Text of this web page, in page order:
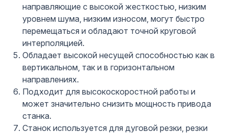
направляющие с высокой жесткостью, низким
уровнем шума, низким износом, могут быстро
перемещаться и обладают точной круговой
интерполяцией.
Обладает высокой несущей способностью как в
вертикальном, так и в горизонтальном
направлениях.
Подходит для высокоскоростной работы и
может значительно снизить мощность привода
станка.
Станок используется для дуговой резки, резки